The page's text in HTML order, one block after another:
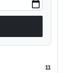
11